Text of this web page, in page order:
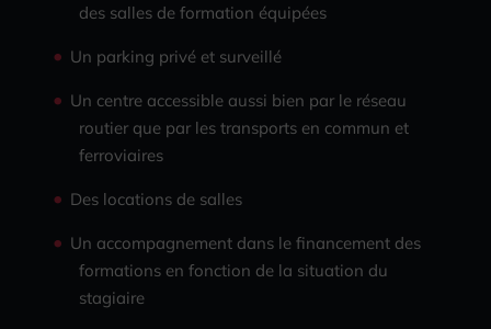
des salles de formation équipées
Un parking privé et surveillé
Un centre accessible aussi bien par le réseau
routier que par les transports en commun et
ferroviaires
Des locations de salles
Un accompagnement dans le financement des
formations en fonction de la situation du
stagiaire